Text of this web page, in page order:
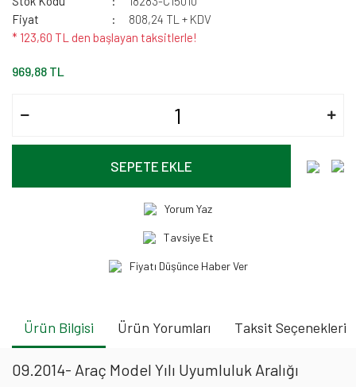
Fiyat
808,24 TL + KDV
* 123,60 TL den başlayan taksitlerle!
969,88 TL
SEPETE EKLE
Yorum Yaz
Tavsiye Et
Fiyatı Düşünce Haber Ver
Ürün Bilgisi Ürün Yorumları Taksit Seçenekleri
09.2014- Araç Model Yılı Uyumluluk Aralığı